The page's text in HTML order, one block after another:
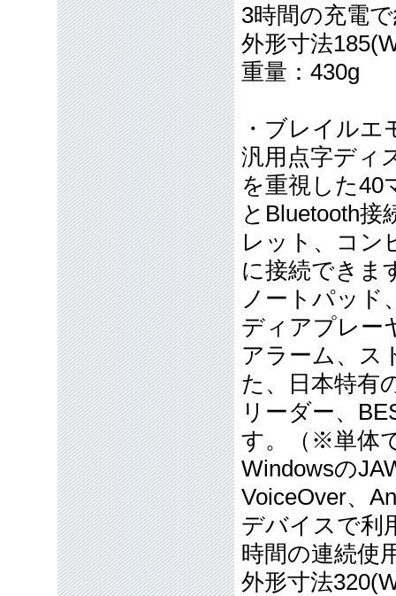
3時間の充電
外形寸法
重量：430g
・ブレイルエ
汎用点字ディ
を重視した40
とBluetooth
レット、コン
に接続できま
ノートパッド
ディアプレー
アラーム、ス
た、日本特有
リーダー、
す。（※単体
Windowsの
VoiceOver、
デバイスで利
時間の連続使
外形寸法